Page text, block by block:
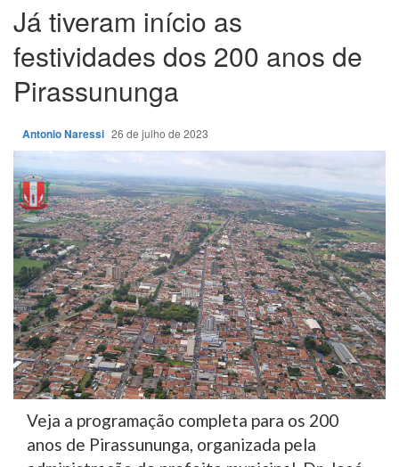
Já tiveram início as
festividades dos 200 anos de
Pirassununga
Antonio Naressi 26 de julho de 2023
Veja a programação completa para os 200
anos de Pirassununga, organizada pela